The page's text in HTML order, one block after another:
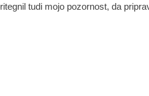
tudi mojo pozornost, da